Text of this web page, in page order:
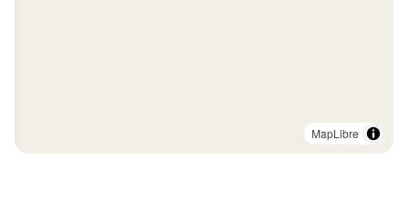
MapLibre